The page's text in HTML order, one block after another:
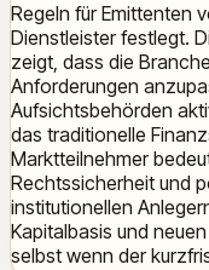
Regeln für Emittenten
Dienstleister festlegt.
zeigt, dass die
Anforderungen
Aufsichtsbehörden
das traditionelle
Marktteilnehmer
Rechtssicherheit und
institutionellen
Kapitalbasis und
selbst wenn der